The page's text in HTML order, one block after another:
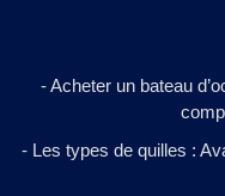
- Acheter un bateau
- Les types de quilles :